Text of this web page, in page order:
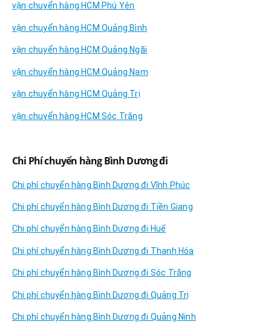
vận chuyển hàng HCM Phú Yên
vận chuyển hàng HCM Quảng Bình
vận chuyển hàng HCM Quảng Ngãi
vận chuyển hàng HCM Quảng Nam
vận chuyển hàng HCM Quảng Trị
vận chuyển hàng HCM Sóc Trăng
Chi Phí chuyển hàng Bình Dương đi
Chi phí chuyển hàng Bình Dương đi Vĩnh Phúc
Chi phí chuyển hàng Bình Dương đi Tiền Giang
Chi phí chuyển hàng Bình Dương đi Huế
Chi phí chuyển hàng Bình Dương đi Thanh Hóa
Chi phí chuyển hàng Bình Dương đi Sóc Trăng
Chi phí chuyển hàng Bình Dương đi Quảng Trị
Chi phí chuyển hàng Bình Dương đi Quảng Ninh